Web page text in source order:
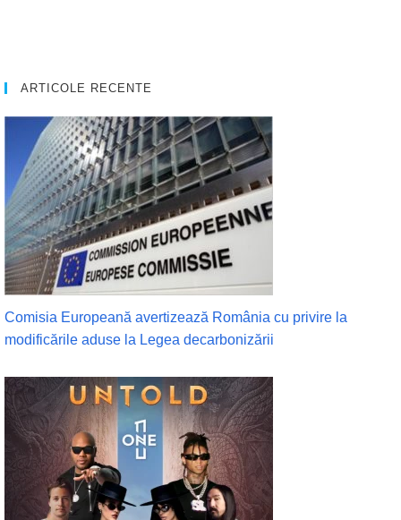
ARTICOLE RECENTE
Comisia Europeană avertizează România cu privire la
modificările aduse la Legea decarbonizării